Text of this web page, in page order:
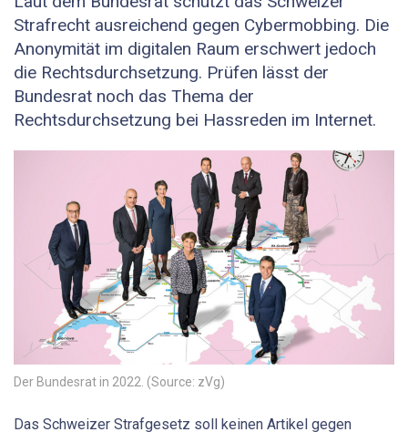
Strafrecht ausreichend gegen Cybermobbing. Die
Anonymität im digitalen Raum erschwert jedoch
die Rechtsdurchsetzung. Prüfen lässt der
Bundesrat noch das Thema der
Rechtsdurchsetzung bei Hassreden im Internet.
Der Bundesrat in 2022. (Source: zVg)
Das Schweizer Strafgesetz soll keinen Artikel gegen